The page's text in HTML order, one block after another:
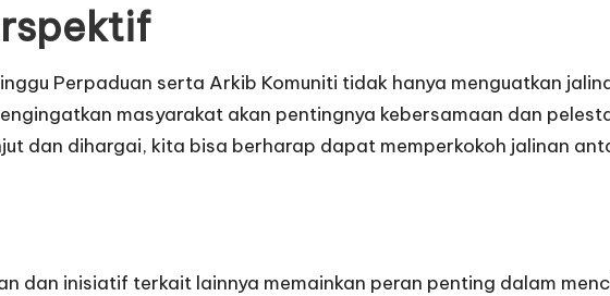
Perpaduan serta Arkib Komuniti tidak hanya menguatkan
masyarakat akan pentingnya kebersamaan dan
dan dihargai, kita bisa berharap dapat memperkokoh jalinan
dan inisiatif terkait lainnya memainkan peran penting dalam